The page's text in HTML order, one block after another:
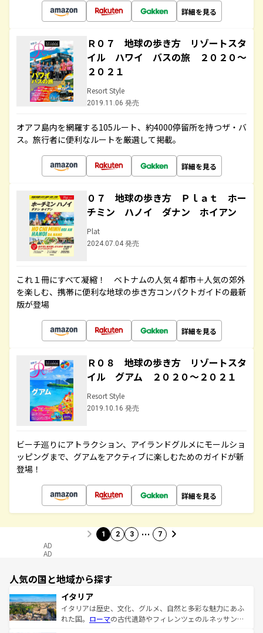
詳細を見る
Ｒ０７ 地球の歩き方 リゾートスタ
イル ハワイ バスの旅 ２０２０～
２０２１
Resort Style
2019.11.06 発売
オアフ島内を網羅する105ルート、約4000停留所を持つザ・バ
ス。旅行者に便利なルートを厳選して掲載。
詳細を見る
０７ 地球の歩き方 Ｐｌａｔ ホー
チミン ハノイ ダナン ホイアン
Plat
2024.07.04 発売
これ１冊にすべて凝縮！ ベトナムの人気４都市＋人気の郊外
を楽しむ、携帯に便利な地球の歩き方コンパクトガイドの最新
版が登場
詳細を見る
Ｒ０８ 地球の歩き方 リゾートスタ
イル グアム ２０２０～２０２１
Resort Style
2019.10.16 発売
ビーチ巡りにアトラクション、アイランドグルメにモールショ
ッピングまで、グアムをアクティブに楽しむためのガイドが新
登場！
詳細を見る
1 2 3 … 7
AD
AD
人気の国と地域から探す
イタリア
イタリアは歴史、文化、グルメ、自然と多彩な魅力にあふ
れた国。 ローマの古代遺跡やフィレンツェのルネッサンス